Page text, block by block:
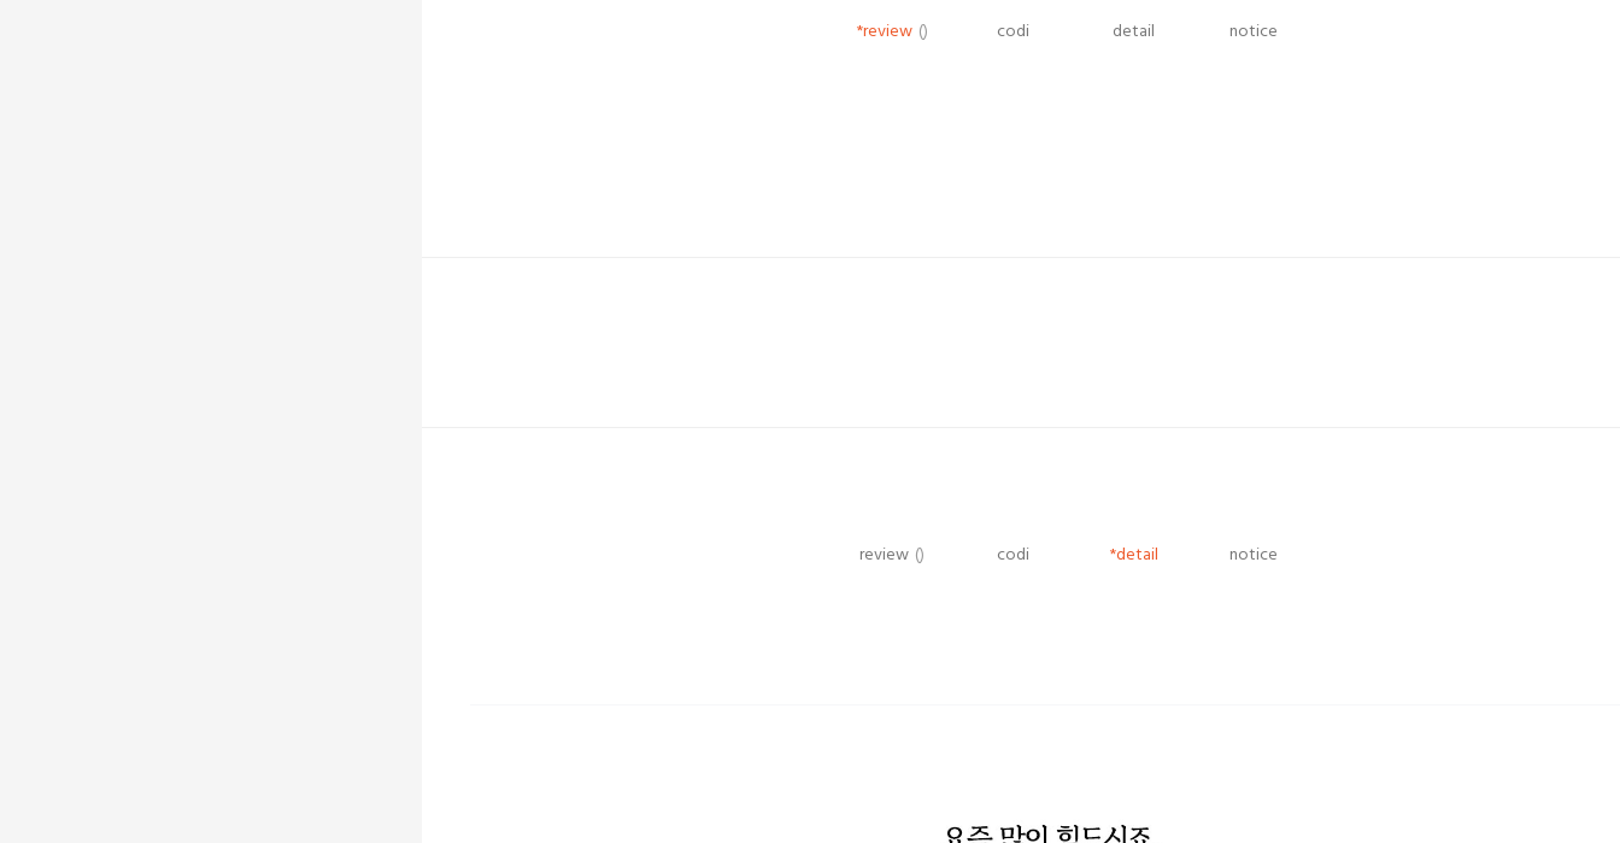
*review () codi detail notice
review () codi *detail notice